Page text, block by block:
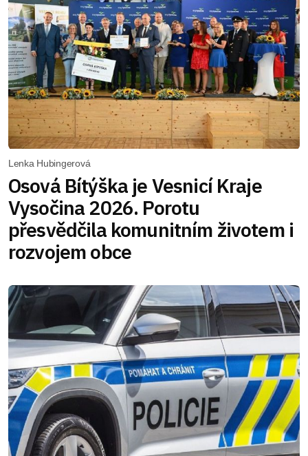
Lenka Hubingerová
Osová Bítýška je Vesnicí Kraje
Vysočina 2026. Porotu
přesvědčila komunitním životem i
rozvojem obce